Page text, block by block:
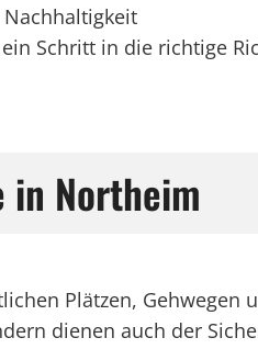
Schritt in die richtige
in Northeim
Plätzen, Gehwegen
dienen auch der